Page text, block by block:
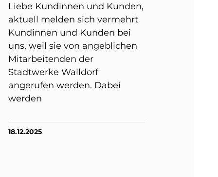
Liebe Kundinnen und Kunden,
aktuell melden sich vermehrt
Kundinnen und Kunden bei
uns, weil sie von angeblichen
Mitarbeitenden der
Stadtwerke Walldorf
angerufen werden. Dabei
werden
18.12.2025